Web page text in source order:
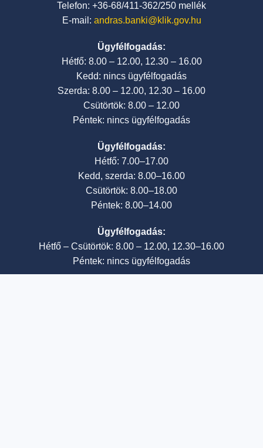
Telefon: +36-68/411-362/250 mellék
E-mail: andras.banki@klik.gov.hu
Ügyfélfogadás:
Hétfő: 8.00 – 12.00, 12.30 – 16.00
Kedd: nincs ügyfélfogadás
Szerda: 8.00 – 12.00, 12.30 – 16.00
Csütörtök: 8.00 – 12.00
Péntek: nincs ügyfélfogadás
Ügyfélfogadás:
Hétfő: 7.00–17.00
Kedd, szerda: 8.00–16.00
Csütörtök: 8.00–18.00
Péntek: 8.00–14.00
Ügyfélfogadás:
Hétfő – Csütörtök: 8.00 – 12.00, 12.30–16.00
Péntek: nincs ügyfélfogadás